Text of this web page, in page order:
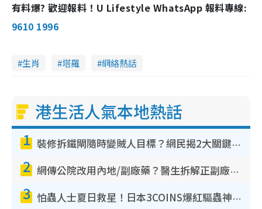
有料爆? 歡迎報料！U Lifestyle WhatsApp 報料專線:
9610 1996
生肖 塔羅 網絡熱話
港生活人氣本地熱話
1 裝修拆鐵閘隨時變賊人目標？網民揭2大關鍵用途：裝新式等於白裝？附新舊鐵閘分別
2 網傳公院改用內地/副廠藥？醫生拆解正副廠分別 揭4類人換藥隨時出事
3 怕蟲人士夏日救星！日本3COINS爆紅驅蟲神器$45起 1招「全程免觸碰」輕鬆搞定小強